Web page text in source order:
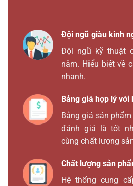
Đội ngũ giàu kinh
Đội ngũ kỹ thuật
năm. Hiểu biết về
nhanh.
Bảng giá hợp lý với
Bảng giá sản
đánh giá là tốt
cùng chất lượng
Chất lượng sản
Hệ thống cung